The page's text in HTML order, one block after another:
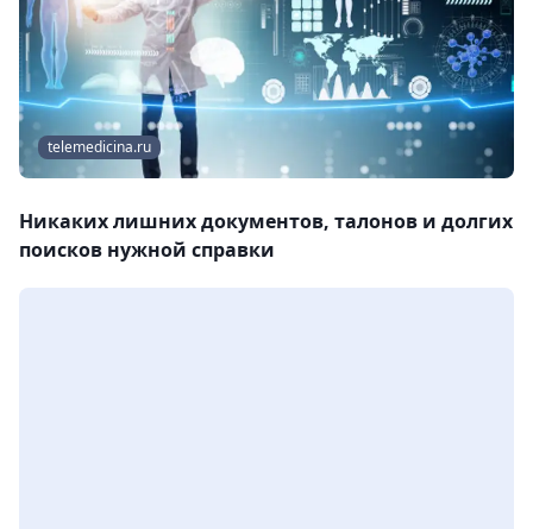
telemedicina.ru
Никаких лишних документов, талонов и долгих
поисков нужной справки